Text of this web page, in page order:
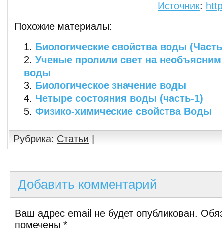
Источник:
Похожие материалы:
Биологические свойства воды
Ученые пролили свет на
воды
Биологическое значение воды
Четыре состояния воды (часть-1)
Физико-химические свойства Воды
Рубрика: Статьи
Добавить комментарий
Ваш адрес email не будет опубликован.
помечены *